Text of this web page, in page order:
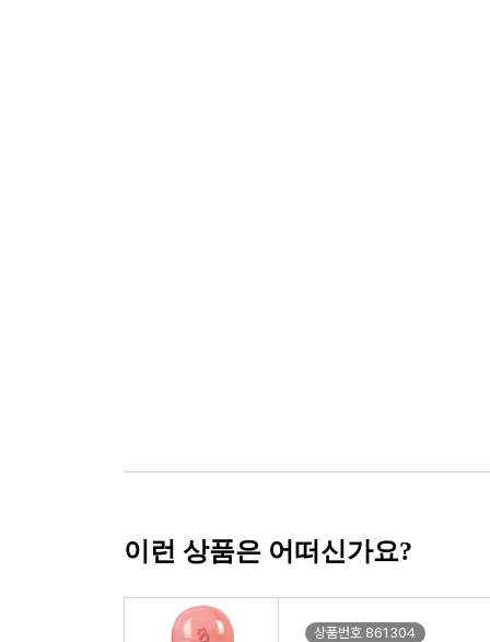
이런 상품은 어떠신가요?
상품번호 861304